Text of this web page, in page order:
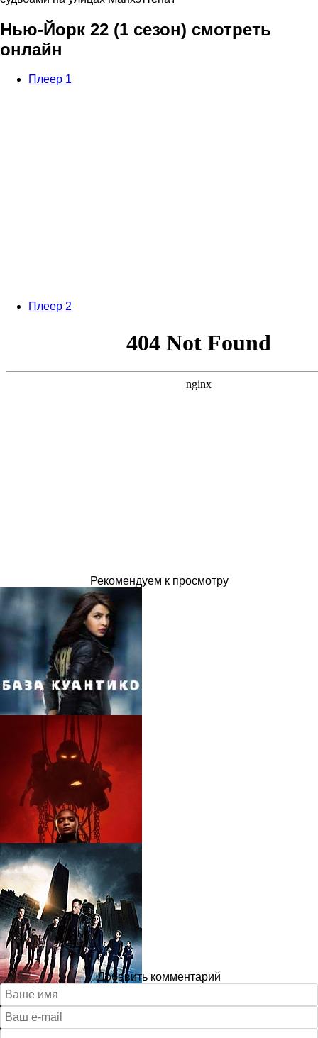
Нью-Йорк 22 (1 сезон) смотреть
онлайн
Плеер 1
Плеер 2
Рекомендуем к просмотру
Добавить комментарий